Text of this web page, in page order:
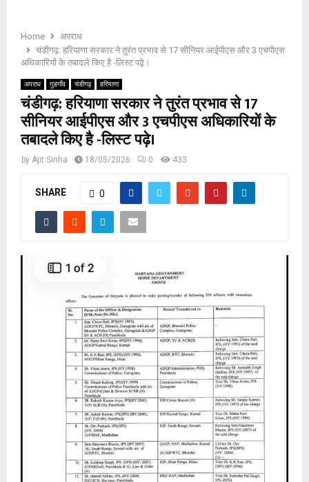
Home
अपराध
चंडीगढ़: हरियाणा सरकार ने तुरंत प्रभाव से 17 सीनियर आईपीएस और 3 एचपीएस
अधिकारियों के तबादले किए है -लिस्ट पढ़े।
अपराध गुडगाँव चंडीगढ़ हरियाणा
चंडीगढ़: हरियाणा सरकार ने तुरंत प्रभाव से 17
सीनियर आईपीएस और 3 एचपीएस अधिकारियों के
तबादले किए है -लिस्ट पढ़े।
by Ajit Sinha 18/05/2026 0 433
SHARE 0